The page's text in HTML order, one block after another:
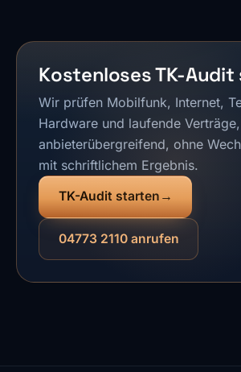
Kostenloses TK-
Wir prüfen Mobilfunk, Internet,
Hardware und laufende Verträge,
anbieterübergreifend, ohne
mit schriftlichem Ergebnis.
TK-Audit starten
04773 2110 anrufen